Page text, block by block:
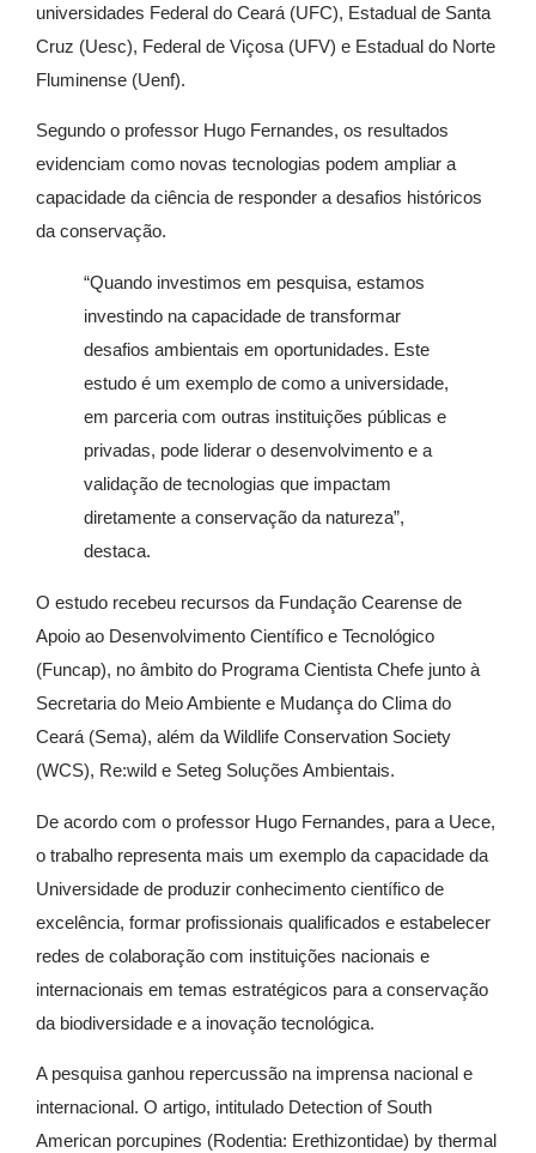
universidades Federal do Ceará (UFC), Estadual de Santa
Cruz (Uesc), Federal de Viçosa (UFV) e Estadual do Norte
Fluminense (Uenf).
Segundo o professor Hugo Fernandes, os resultados
evidenciam como novas tecnologias podem ampliar a
capacidade da ciência de responder a desafios históricos
da conservação.
“Quando investimos em pesquisa, estamos
investindo na capacidade de transformar
desafios ambientais em oportunidades. Este
estudo é um exemplo de como a universidade,
em parceria com outras instituições públicas e
privadas, pode liderar o desenvolvimento e a
validação de tecnologias que impactam
diretamente a conservação da natureza”,
destaca.
O estudo recebeu recursos da Fundação Cearense de
Apoio ao Desenvolvimento Científico e Tecnológico
(Funcap), no âmbito do Programa Cientista Chefe junto à
Secretaria do Meio Ambiente e Mudança do Clima do
Ceará (Sema), além da Wildlife Conservation Society
(WCS), Re:wild e Seteg Soluções Ambientais.
De acordo com o professor Hugo Fernandes, para a Uece,
o trabalho representa mais um exemplo da capacidade da
Universidade de produzir conhecimento científico de
excelência, formar profissionais qualificados e estabelecer
redes de colaboração com instituições nacionais e
internacionais em temas estratégicos para a conservação
da biodiversidade e a inovação tecnológica.
A pesquisa ganhou repercussão na imprensa nacional e
internacional. O artigo, intitulado Detection of South
American porcupines (Rodentia: Erethizontidae) by thermal